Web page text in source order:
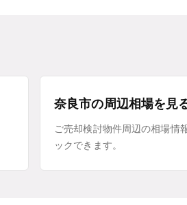
奈良市の周辺相場を見
ご売却検討物件周辺の相場情
ックできます。